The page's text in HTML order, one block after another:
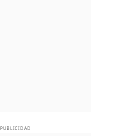
PUBLICIDAD